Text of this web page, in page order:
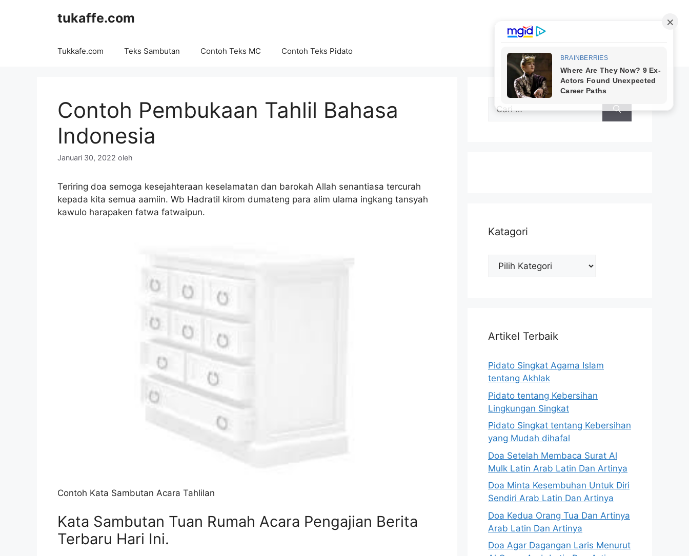
tukaffe.com
Tukkafe.com Teks Sambutan Contoh Teks MC Contoh Teks Pidato
Contoh Pembukaan Tahlil Bahasa
Indonesia
Januari 30, 2022 oleh
Teriring doa semoga kesejahteraan keselamatan dan barokah Allah senantiasa tercurah
kepada kita semua aamiin. Wb Hadratil kirom dumateng para alim ulama ingkang tansyah
kawulo harapaken fatwa fatwaipun.
Contoh Kata Sambutan Acara Tahlilan
Kata Sambutan Tuan Rumah Acara Pengajian Berita
Terbaru Hari Ini.
untuk:
Katagori
Katagori
Artikel Terbaik
Pidato Singkat Agama Islam
tentang Akhlak
Pidato tentang Kebersihan
Lingkungan Singkat
Pidato Singkat tentang Kebersihan
yang Mudah dihafal
Doa Setelah Membaca Surat Al
Mulk Latin Arab Latin Dan Artinya
Doa Minta Kesembuhan Untuk Diri
Sendiri Arab Latin Dan Artinya
Doa Kedua Orang Tua Dan Artinya
Arab Latin Dan Artinya
Doa Agar Dagangan Laris Menurut